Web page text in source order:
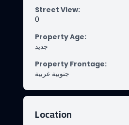
Street View:
0
Property Age:
جديد
Property Frontage:
جنوبية غربية
Location